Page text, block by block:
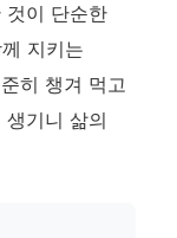
것이 단순한
지키는
히 챙겨 먹고
기니 삶의